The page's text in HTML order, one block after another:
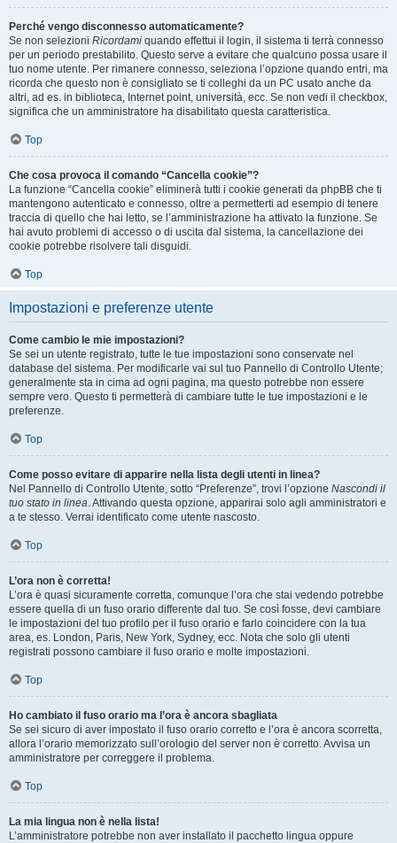
Perché vengo disconnesso automaticamente?
Se non selezioni Ricordami quando effettui il login, il sistema ti terrà connesso
per un periodo prestabilito. Questo serve a evitare che qualcuno possa usare il
tuo nome utente. Per rimanere connesso, seleziona l’opzione quando entri, ma
ricorda che questo non è consigliato se ti colleghi da un PC usato anche da
altri, ad es. in biblioteca, Internet point, università, ecc. Se non vedi il checkbox,
significa che un amministratore ha disabilitato questa caratteristica.
Top
Che cosa provoca il comando “Cancella cookie”?
La funzione “Cancella cookie” eliminerà tutti i cookie generati da phpBB che ti
mantengono autenticato e connesso, oltre a permetterti ad esempio di tenere
traccia di quello che hai letto, se l’amministrazione ha attivato la funzione. Se
hai avuto problemi di accesso o di uscita dal sistema, la cancellazione dei
cookie potrebbe risolvere tali disguidi.
Top
Impostazioni e preferenze utente
Come cambio le mie impostazioni?
Se sei un utente registrato, tutte le tue impostazioni sono conservate nel
database del sistema. Per modificarle vai sul tuo Pannello di Controllo Utente;
generalmente sta in cima ad ogni pagina, ma questo potrebbe non essere
sempre vero. Questo ti permetterà di cambiare tutte le tue impostazioni e le
preferenze.
Top
Come posso evitare di apparire nella lista degli utenti in linea?
Nel Pannello di Controllo Utente, sotto “Preferenze”, trovi l’opzione Nascondi il
tuo stato in linea. Attivando questa opzione, apparirai solo agli amministratori e
a te stesso. Verrai identificato come utente nascosto.
Top
L’ora non è corretta!
L’ora è quasi sicuramente corretta, comunque l’ora che stai vedendo potrebbe
essere quella di un fuso orario differente dal tuo. Se così fosse, devi cambiare
le impostazioni del tuo profilo per il fuso orario e farlo coincidere con la tua
area, es. London, Paris, New York, Sydney, ecc. Nota che solo gli utenti
registrati possono cambiare il fuso orario e molte impostazioni.
Top
Ho cambiato il fuso orario ma l’ora è ancora sbagliata
Se sei sicuro di aver impostato il fuso orario corretto e l’ora è ancora scorretta,
allora l’orario memorizzato sull’orologio del server non è corretto. Avvisa un
amministratore per correggere il problema.
Top
La mia lingua non è nella lista!
L’amministratore potrebbe non aver installato il pacchetto lingua oppure